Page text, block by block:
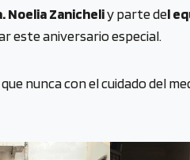
Noelia Zanicheliy parte del
este aniversario especial.
nunca con el cuidado del